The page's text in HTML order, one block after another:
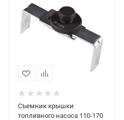
Съемник крышки
топливного насоса 110-170